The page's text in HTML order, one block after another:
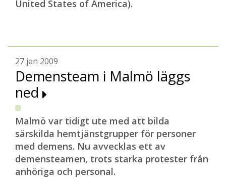
United States of America).
27 jan 2009
Demensteam i Malmö läggs
ned
Malmö var tidigt ute med att bilda
särskilda hemtjänstgrupper för personer
med demens. Nu avvecklas ett av
demensteamen, trots starka protester från
anhöriga och personal.